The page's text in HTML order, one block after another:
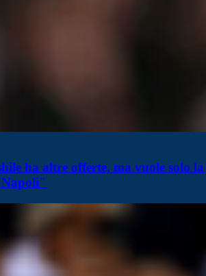
ha altre offerte, ma vuole solo la
Napoli"